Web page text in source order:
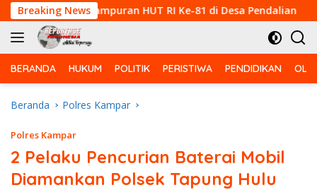
Langsung
ke
konten
Breaking News
Voli Campuran HUT RI Ke-81 di Desa Pendalian
BERANDA HUKUM POLITIK PERISTIWA PENDIDIKAN
Beranda Polres Kampar
Polres Kampar
2 Pelaku Pencurian Baterai Mobil
Diamankan Polsek Tapung Hulu